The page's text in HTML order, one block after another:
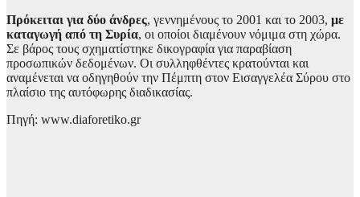
Πρόκειται για δύο άνδρες, γεννημένους το 2001 και το 2003, με
καταγωγή από τη Συρία, οι οποίοι διαμένουν νόμιμα στη χώρα.
Σε βάρος τους σχηματίστηκε δικογραφία για παραβίαση
προσωπικών δεδομένων. Οι συλληφθέντες κρατούνται και
αναμένεται να οδηγηθούν την Πέμπτη στον Εισαγγελέα Σύρου στο
πλαίσιο της αυτόφωρης διαδικασίας.
Πηγή: www.diaforetiko.gr